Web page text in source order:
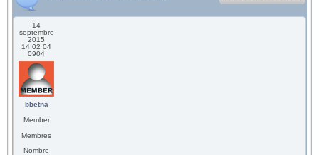
14
septembre
2015
14 02 04
0904
bbetna
Member
Membres
Nombre